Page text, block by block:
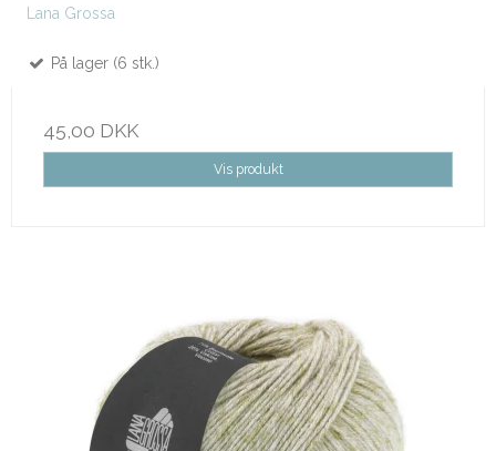
Lana Grossa
På lager (6 stk.)
45,00 DKK
Vis produkt